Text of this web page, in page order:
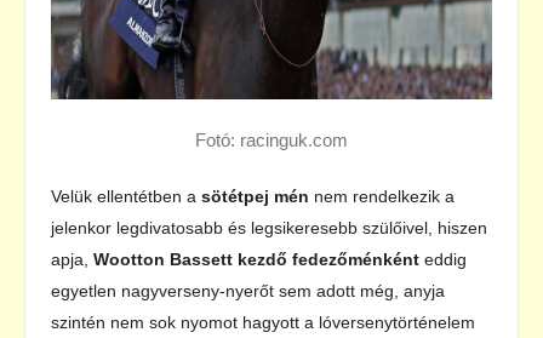
Fotó: racinguk.com
Velük ellentétben a sötétpej mén nem rendelkezik a
jelenkor legdivatosabb és legsikeresebb szülőivel, hiszen
apja, Wootton Bassett kezdő fedezőménként eddig
egyetlen nagyverseny-nyerőt sem adott még, anyja
szintén nem sok nyomot hagyott a lóversenytörténelem